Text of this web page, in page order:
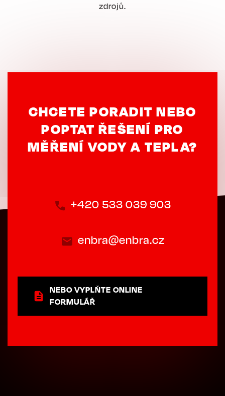
zdrojů.
CHCETE PORADIT NEBO
POPTAT ŘEŠENÍ PRO
MĚŘENÍ VODY A TEPLA?
+420 533 039 903
enbra@enbra.cz
NEBO VYPLŇTE ONLINE
FORMULÁŘ